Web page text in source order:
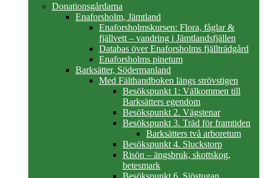
Donationsgårdarna
Enaforsholm, Jämtland
Enaforsholmskursen: Flora, fåglar &
fjällvett – vandring i Jämtlandsfjällen
Databas över Enaforsholms fjällträdgård
Enaforsholms pinetum
Barksätter, Södermanland
Med Fälthandboken längs strövstigen
Besökspunkt 1: Välkommen till
Barksätters egendom
Besökspunkt 2. Vägstenar
Besökspunkt 3. Träd för framtiden
Barksätters två arboretum
Besökspunkt 4. Sluckstorp
Risön – ängsbruk, skottskog,
betesmark
Besökspunkt 6. Sjöstugan